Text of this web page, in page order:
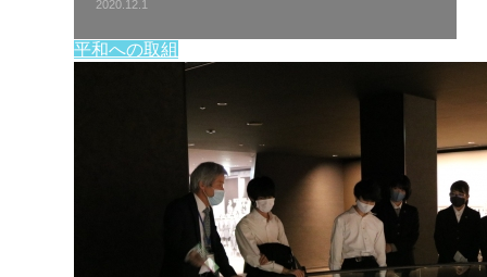
2020.12.1
平和への取組